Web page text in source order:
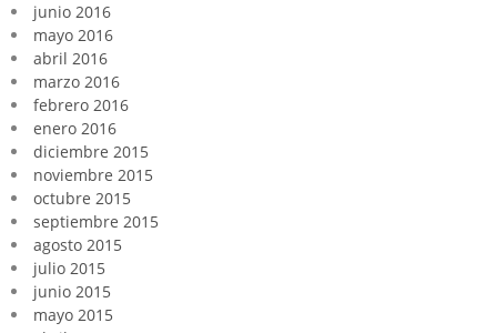
junio 2016
mayo 2016
abril 2016
marzo 2016
febrero 2016
enero 2016
diciembre 2015
noviembre 2015
octubre 2015
septiembre 2015
agosto 2015
julio 2015
junio 2015
mayo 2015